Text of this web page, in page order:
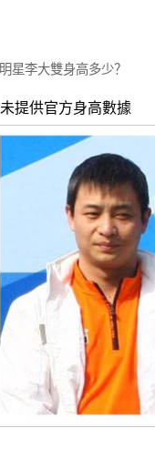
明星李大雙身高多少？
未提供官方身高數據